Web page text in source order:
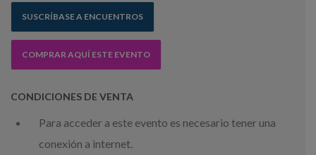
SUSCRÍBASE A ENCUENTROS
COMPRAR AQUÍ ESTE EVENTO
CONDICIONES DE VENTA
Para acceder a este evento es necesario tener una
conexión a internet.